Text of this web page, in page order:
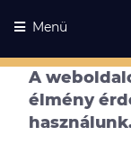
A
élmény
Menü
Minden